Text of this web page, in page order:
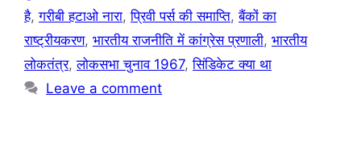
है,गरीबी हटाओ नारा,प्रिवी पर्स की समाप्ति,बैंकों का
राष्ट्रीयकरण, भारतीय राजनीति में कांग्रेस प्रणाली, भारतीय
लोकतंत्र,लोकसभा चुनाव 1967,सिंडिकेट क्या था
Leave a comment